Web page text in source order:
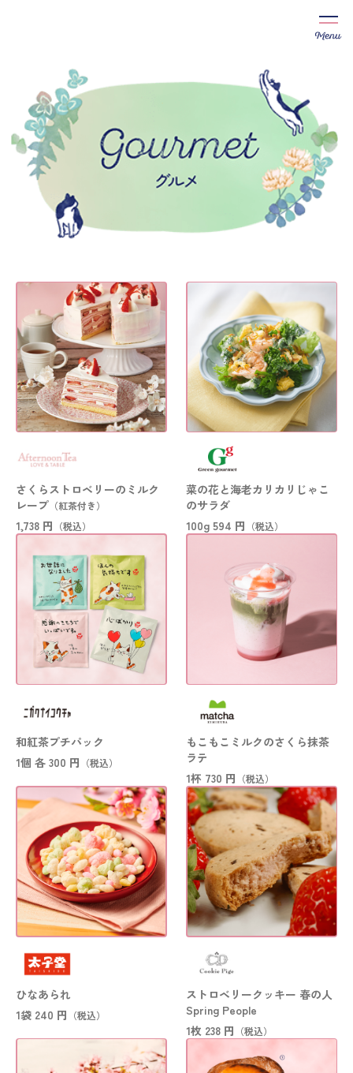
さくらストロベリーのミルク
レープ （紅茶付き）
1,738 円 （税込）
菜の花と海老カリカリじゃこ
のサラダ
100g 594 円 （税込）
和紅茶プチパック
1個 各 300 円 （税込）
もこもこミルクのさくら抹茶
ラテ
1杯 730 円 （税込）
ひなあられ
1袋 240 円 （税込）
ストロベリークッキー 春の人
Spring People
1枚 238 円 （税込）